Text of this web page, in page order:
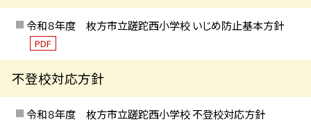
令和８年度 枚方市立蹉跎西小学校 いじめ防止基本方針
PDF
不登校対応方針
令和８年度 枚方市立蹉跎西小学校 不登校対応方針